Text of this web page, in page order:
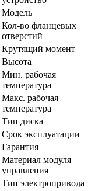
Модель
Кол-во фланцевых
отверстий
Крутящий момент
Высота
Мин. рабочая
температура
Макс. рабочая
температура
Тип диска
Срок эксплуатации
Гарантия
Материал модуля
управления
Тип электропривода